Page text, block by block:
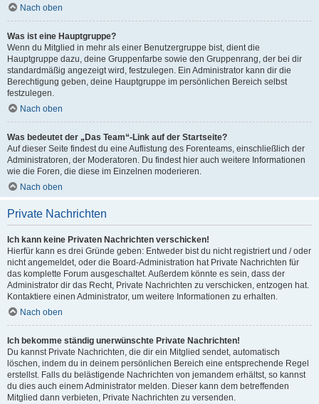
Nach oben
Was ist eine Hauptgruppe?
Wenn du Mitglied in mehr als einer Benutzergruppe bist, dient die
Hauptgruppe dazu, deine Gruppenfarbe sowie den Gruppenrang, der bei dir
standardmäßig angezeigt wird, festzulegen. Ein Administrator kann dir die
Berechtigung geben, deine Hauptgruppe im persönlichen Bereich selbst
festzulegen.
Nach oben
Was bedeutet der „Das Team“-Link auf der Startseite?
Auf dieser Seite findest du eine Auflistung des Forenteams, einschließlich der
Administratoren, der Moderatoren. Du findest hier auch weitere Informationen
wie die Foren, die diese im Einzelnen moderieren.
Nach oben
Private Nachrichten
Ich kann keine Privaten Nachrichten verschicken!
Hierfür kann es drei Gründe geben: Entweder bist du nicht registriert und / oder
nicht angemeldet, oder die Board-Administration hat Private Nachrichten für
das komplette Forum ausgeschaltet. Außerdem könnte es sein, dass der
Administrator dir das Recht, Private Nachrichten zu verschicken, entzogen hat.
Kontaktiere einen Administrator, um weitere Informationen zu erhalten.
Nach oben
Ich bekomme ständig unerwünschte Private Nachrichten!
Du kannst Private Nachrichten, die dir ein Mitglied sendet, automatisch
löschen, indem du in deinem persönlichen Bereich eine entsprechende Regel
erstellst. Falls du belästigende Nachrichten von jemandem erhältst, so kannst
du dies auch einem Administrator melden. Dieser kann dem betreffenden
Mitglied dann verbieten, Private Nachrichten zu versenden.